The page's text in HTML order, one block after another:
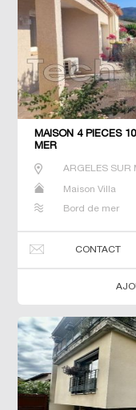
MAISON 4 PIECES
MER
ARGELES SUR
Maison Villa
Bord de mer
CONTACT